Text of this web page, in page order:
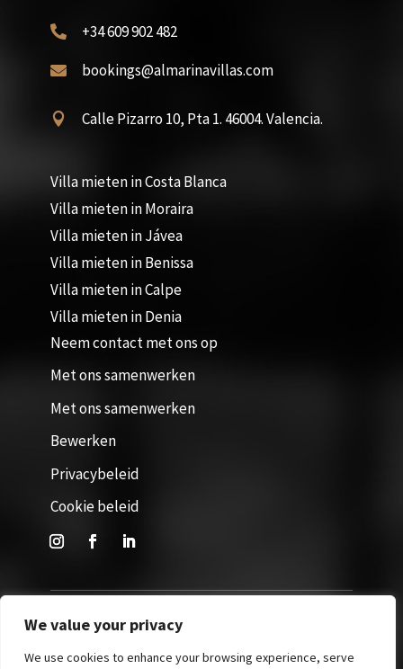
We value your privacy
We use cookies to enhance your browsing experience, serve
 +34 609 902 482
 bookings@almarinavillas.com
 Calle Pizarro 10, Pta 1. 46004. Valencia.
Villa mieten in Costa Blanca
Villa mieten in Moraira
Villa mieten in Jávea
Villa mieten in Benissa
Villa mieten in Calpe
Villa mieten in Denia
Neem contact met ons op
Met ons samenwerken
Met ons samenwerken
Bewerken
Privacybeleid
Cookie beleid
Website door 365Villas. Alle rechten voorbehouden © 2026